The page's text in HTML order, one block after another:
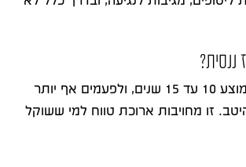
עז ננסית חיה בממוצע 10 עד 15 שנים, ולפעמים אף יותר
זו מחויבות ארוכת טווח למי ששוקל